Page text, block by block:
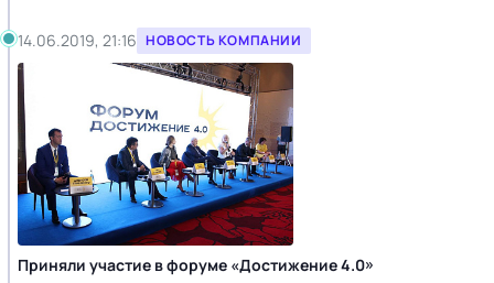
14.06.2019, 21:16 НОВОСТЬ КОМПАНИИ
Приняли участие в форуме «Достижение 4.0»